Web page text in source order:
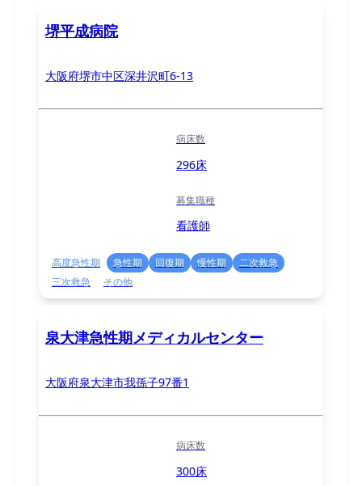
堺平成病院
大阪府堺市中区深井沢町6-13
病床数
296床
募集職種
看護師
高度急性期 急性期 回復期 慢性期
二次救急
三次救急
その他
泉大津急性期メディカルセンター
大阪府泉大津市我孫子97番1
病床数
300床